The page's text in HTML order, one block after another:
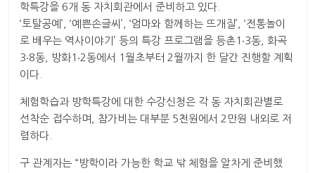
학특강을 6개 동 자치회관에서 준비하고 있다.
‘토탈공예’, ‘예쁜손글씨’, ‘엄마와 함께하는 뜨개질’, ‘전통놀이
로 배우는 역사이야기’ 등의 특강 프로그램을 등촌1‧3동, 화곡
3‧8동, 방화1‧2동에서 1월초부터 2월까지 한 달간 진행할 계획
이다.
체험학습과 방학특강에 대한 수강신청은 각 동 자치회관별로
선착순 접수하며, 참가비는 대부분 5천원에서 2만원 내외로 저
렴하다.
구 관계자는 “방학이라 가능한 학교 밖 체험을 알차게 준비했